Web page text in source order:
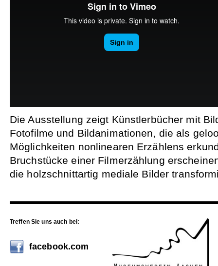
Die Ausstellung zeigt Künstlerbücher mit
Fotofilme und Bildanimationen, die als
Möglichkeiten nonlinearen Erzählens
Bruchstücke einer Filmerzählung
die holzschnittartig mediale Bilder
Treffen Sie uns auch bei:
facebook.com